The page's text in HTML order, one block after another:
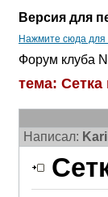
Версия для
Нажмите сюда для
Форум клуба
тема: Сетка
Написал: